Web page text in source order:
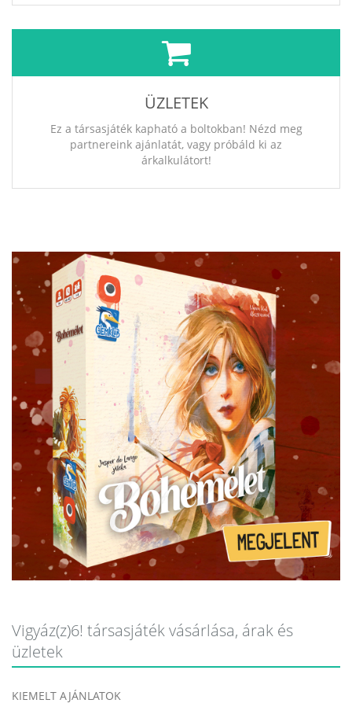
ÜZLETEK
Ez a társasjáték kapható a boltokban! Nézd meg
partnereink ajánlatát, vagy próbáld ki az
árkalkulátort!
Vigyáz(z)6! társasjáték vásárlása, árak és
üzletek
KIEMELT AJÁNLATOK